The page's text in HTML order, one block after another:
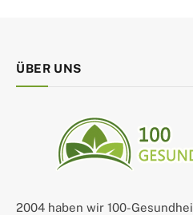
ÜBER UNS
2004 haben wir 100-